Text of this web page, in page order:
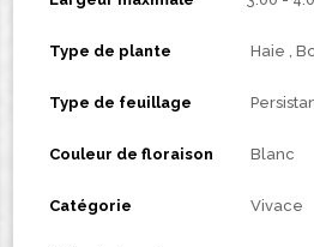
Type de plante Haie
Type de feuillage
Couleur de floraison Blanc
Catégorie Vivace